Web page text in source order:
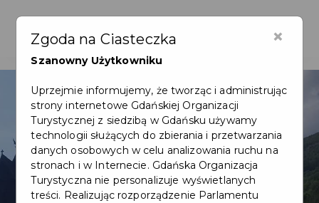
×
Zgoda na Ciasteczka
Szanowny Użytkowniku
Uprzejmie informujemy, że tworząc i administrując
strony internetowe Gdańskiej Organizacji
Turystycznej z siedzibą w Gdańsku używamy
technologii służących do zbierania i przetwarzania
danych osobowych w celu analizowania ruchu na
stronach i w Internecie. Gdańska Organizacja
Turystyczna nie personalizuje wyświetlanych
treści. Realizując rozporządzenie Parlamentu